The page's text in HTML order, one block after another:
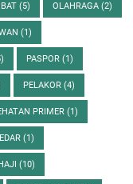
(5) OLAHRAGA (2)
(1)
PASPOR (1)
PELAKOR (4)
PRIMER (1)
(1)
(10)